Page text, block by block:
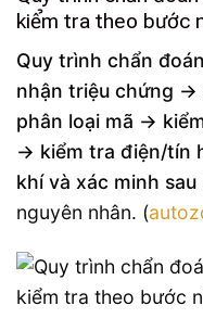
kiểm tra theo bước
Quy trình chẩn
nhận triệu chứng →
phân loại mã →
→ kiểm tra điện/tín
khí và xác minh sau
nguyên nhân. (